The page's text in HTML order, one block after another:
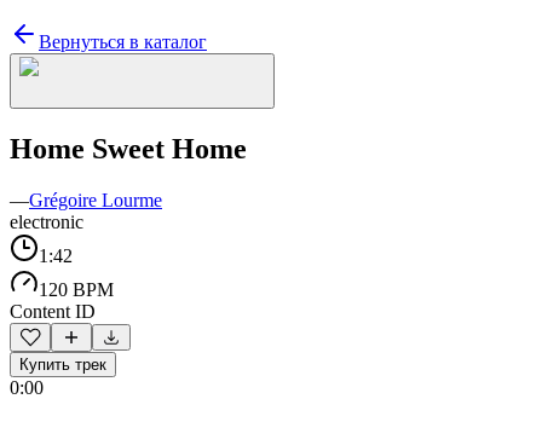
Вернуться в каталог
Home Sweet Home
—Grégoire Lourme
electronic
1:42
120 BPM
Content ID
Купить трек
0:00